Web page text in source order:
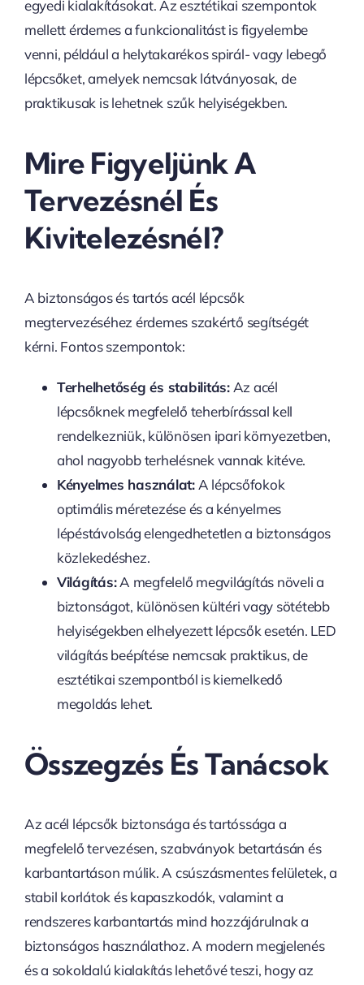
egyedi kialakításokat. Az esztétikai szempontok
mellett érdemes a funkcionalitást is figyelembe
venni, például a helytakarékos spirál- vagy lebegő
lépcsőket, amelyek nemcsak látványosak, de
praktikusak is lehetnek szűk helyiségekben.
Mire Figyeljünk A
Tervezésnél És
Kivitelezésnél?
A biztonságos és tartós acél lépcsők
megtervezéséhez érdemes szakértő segítségét
kérni. Fontos szempontok:
Terhelhetőség és stabilitás:Az acél
lépcsőknek megfelelő teherbírással kell
rendelkezniük, különösen ipari környezetben,
ahol nagyobb terhelésnek vannak kitéve.
Kényelmes használat:A lépcsőfokok
optimális méretezése és a kényelmes
lépéstávolság elengedhetetlen a biztonságos
közlekedéshez.
Világítás:A megfelelő megvilágítás növeli a
biztonságot, különösen kültéri vagy sötétebb
helyiségekben elhelyezett lépcsők esetén. LED
világítás beépítése nemcsak praktikus, de
esztétikai szempontból is kiemelkedő
megoldás lehet.
Összegzés És Tanácsok
Az acél lépcsők biztonsága és tartóssága a
megfelelő tervezésen, szabványok betartásán és
karbantartáson múlik. A csúszásmentes felületek, a
stabil korlátok és kapaszkodók, valamint a
rendszeres karbantartás mind hozzájárulnak a
biztonságos használathoz. A modern megjelenés
és a sokoldalú kialakítás lehetővé teszi, hogy az